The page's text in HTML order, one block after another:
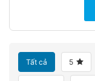
Tất cả 5